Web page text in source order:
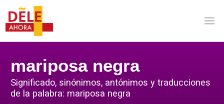
mariposa negra
Significado, sinónimos, antónimos y traducciones
de la palabra: mariposa negra